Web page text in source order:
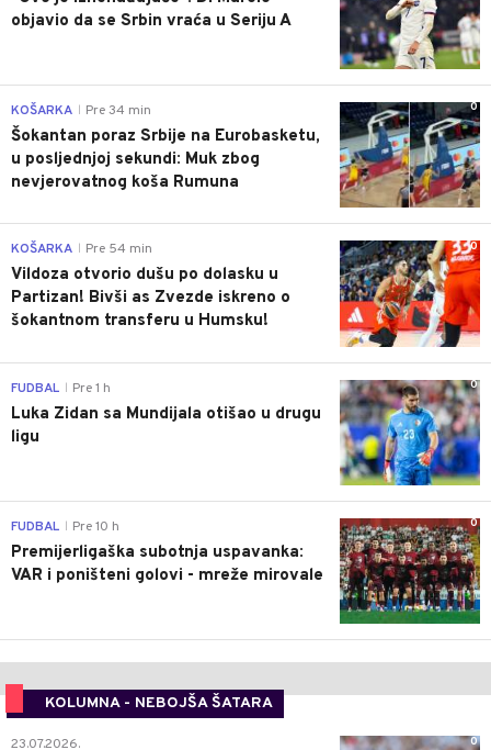
objavio da se Srbin vraća u Seriju A
0
KOŠARKA Pre 34 min
Šokantan poraz Srbije na Eurobasketu,
u posljednjoj sekundi: Muk zbog
nevjerovatnog koša Rumuna
0
KOŠARKA Pre 54 min
Vildoza otvorio dušu po dolasku u
Partizan! Bivši as Zvezde iskreno o
šokantnom transferu u Humsku!
0
FUDBAL Pre 1 h
Luka Zidan sa Mundijala otišao u drugu
ligu
0
FUDBAL Pre 10 h
Premijerligaška subotnja uspavanka:
VAR i poništeni golovi - mreže mirovale
KOLUMNA - NEBOJŠA ŠATARA
0
23.07.2026.